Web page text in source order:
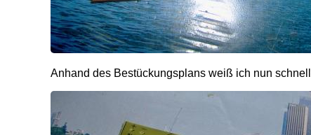
Anhand des Bestückungsplans weiß ich nun